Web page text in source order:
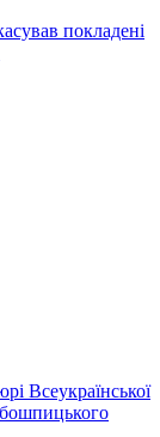
покладені
Всеукраїнської